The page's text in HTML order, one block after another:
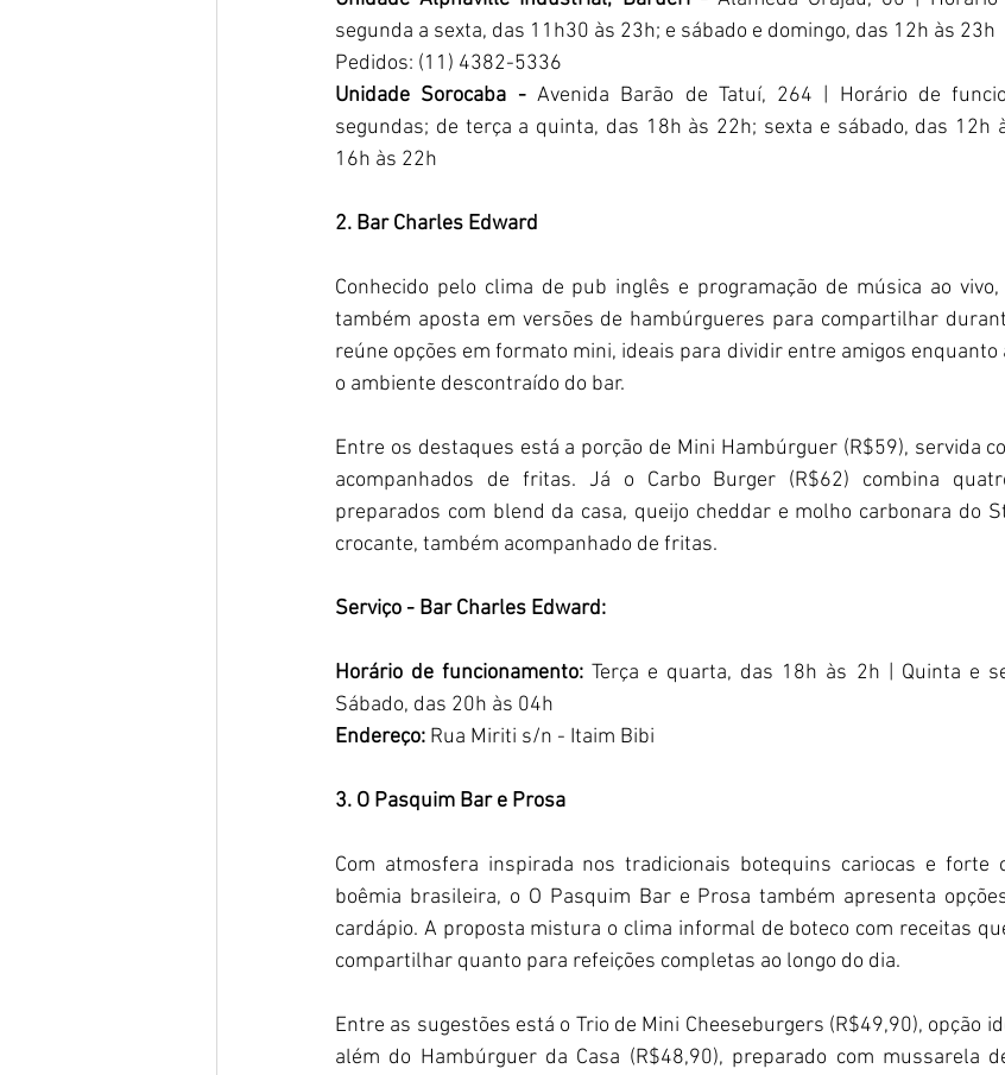
segunda a sexta, das 11h30 às 23h; e sábado e domingo, das 12h às 23h
Pedidos: (11) 4382-5336
Unidade Sorocaba - Avenida Barão de Tatuí, 264 | Horário de
segundas; de terça a quinta, das 18h às 22h; sexta e sábado, das 12h
16h às 22h
2. Bar Charles Edward
Conhecido pelo clima de pub inglês e programação de música ao
também aposta em versões de hambúrgueres para compartilhar
reúne opções em formato mini, ideais para dividir entre amigos enquanto
o ambiente descontraído do bar.
Entre os destaques está a porção de Mini Hambúrguer (R$59), servida
acompanhados de fritas. Já o Carbo Burger (R$62) combina
preparados com blend da casa, queijo cheddar e molho carbonara do
crocante, também acompanhado de fritas.
Serviço - Bar Charles Edward:
Horário de funcionamento: Terça e quarta, das 18h às 2h | Quinta e
Sábado, das 20h às 04h
Endereço: Rua Miriti s/n - Itaim Bibi
3. O Pasquim Bar e Prosa
Com atmosfera inspirada nos tradicionais botequins cariocas e forte
boêmia brasileira, o O Pasquim Bar e Prosa também apresenta
cardápio. A proposta mistura o clima informal de boteco com receitas
compartilhar quanto para refeições completas ao longo do dia.
Entre as sugestões está o Trio de Mini Cheeseburgers (R$49,90), opção
além do Hambúrguer da Casa (R$48,90), preparado com mussarela